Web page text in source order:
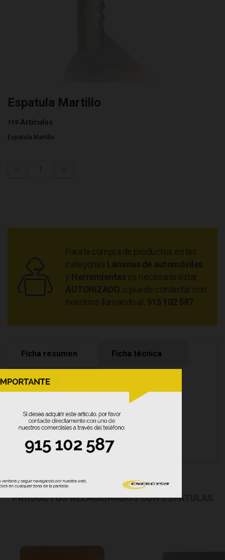
Espatula Martillo
119 Artículos
Espatula Martillo
Para la compra de productos en las
categorías Láminas de automóviles
y Herramientas es necesario estar
AUTORIZADO, o puede contactar con
nosotros llamando al: 915 102 587
Ficha resumen Ficha técnica
Opiniones
Espatula Martillo
PRODUCTOS RELACIONADOS CON ESPÁTULAS